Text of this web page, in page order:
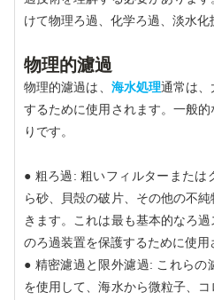
けて物理ろ過、化学ろ過、淡水化
物理的濾過
物理的濾過は、 海水処理通常は、
するために使用されます。一般
りです。
● 粗ろ過: 粗いフィルターまたは
ら砂、貝殻の破片、その他の不
きます。これは最も基本的なろ
のろ過装置を保護するために使用
● 精密濾過と限外濾過: これらの
を使用して、海水から微粒子、